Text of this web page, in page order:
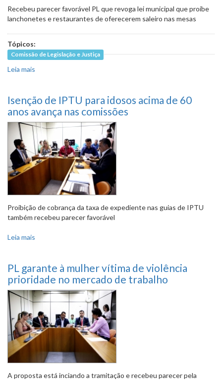
Recebeu parecer favorável PL que revoga lei municipal que proíbe
lanchonetes e restaurantes de oferecerem saleiro nas mesas
Tópicos:
Comissão de Legislação e Justiça
Leia mais
Isenção de IPTU para idosos acima de 60
anos avança nas comissões
Proibição de cobrança da taxa de expediente nas guias de IPTU
também recebeu parecer favorável
Leia mais
PL garante à mulher vítima de violência
prioridade no mercado de trabalho
A proposta está inciando a tramitação e recebeu parecer pela